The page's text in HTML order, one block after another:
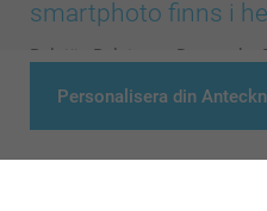
Personalisera din
smartphoto finns i
België Belgique Danmark
Nederland - Norge